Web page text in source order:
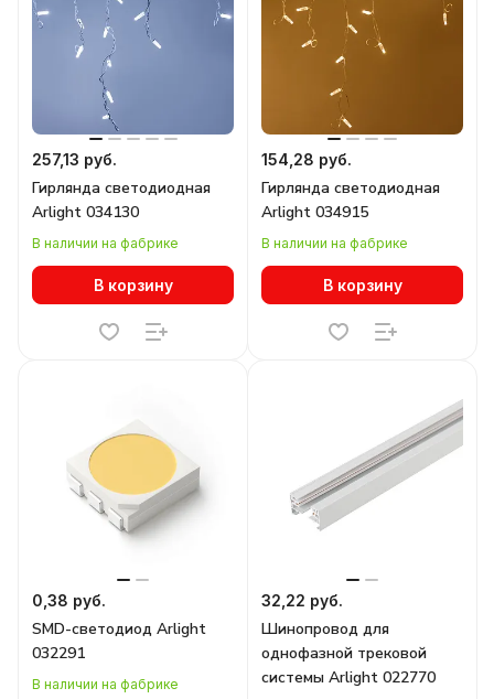
257,13 руб.
Гирлянда светодиодная
Arlight 034130
В наличии на фабрике
В корзину
154,28 руб.
Гирлянда светодиодная
Arlight 034915
В наличии на фабрике
В корзину
0,38 руб.
SMD-светодиод Arlight
032291
В наличии на фабрике
32,22 руб.
Шинопровод для
однофазной трековой
системы Arlight 022770